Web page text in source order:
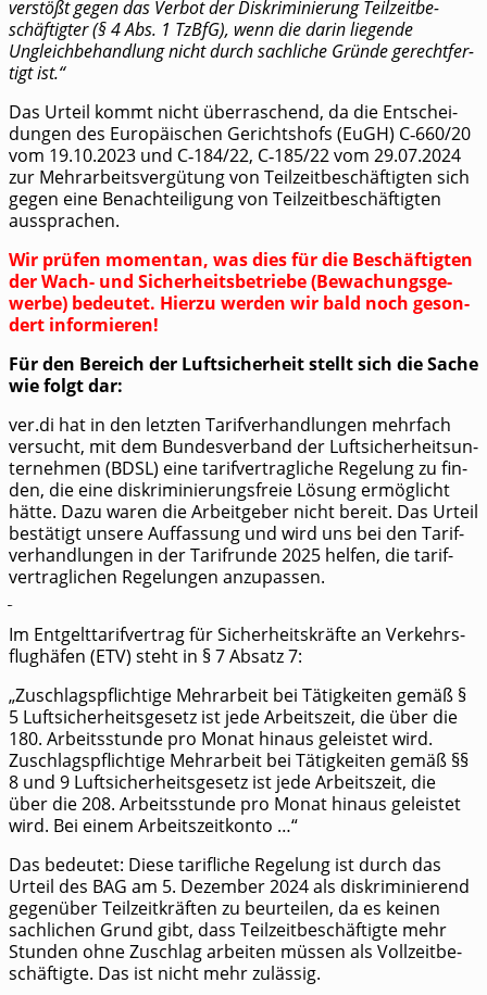
ver­stößt gegen das Ver­bot der Dis­kri­mi­nie­rung Teil­zeit­be­
schäf­tig­ter (§ 4 Abs. 1 TzBfG), wenn die dar­in lie­gen­de
Ungleich­be­hand­lung nicht durch sach­li­che Grün­de gerecht­fer­
tigt ist.“
Das Urteil kommt nicht über­ra­schend, da die Ent­schei­
dun­gen des Euro­päi­schen Gerichts­hofs (EuGH) C‑660/​20
vom 19.10.2023 und C‑184/​22, C‑185/​22 vom 29.07.2024
zur Mehr­ar­beits­ver­gü­tung von Teil­zeit­be­schäf­tig­ten sich
gegen eine Benach­tei­li­gung von Teil­zeit­be­schäf­tig­ten
aussprachen.
Wir prü­fen momen­tan, was dies für die Beschäf­tig­ten
der Wach- und Sicher­heits­be­trie­be (Bewa­chungs­ge­
wer­be) bedeu­tet. Hier­zu wer­den wir bald noch geson­
dert informieren!
Für den Bereich der Luft­si­cher­heit stellt sich die Sache
wie folgt dar:
ver.di hat in den letz­ten Tarif­ver­hand­lun­gen mehr­fach
ver­sucht, mit dem Bun­des­ver­band der Luft­si­cher­heits­un­
ter­neh­men (BDSL) eine tarif­ver­trag­li­che Rege­lung zu fin­
den, die eine dis­kri­mi­nie­rungs­freie Lösung ermög­licht
hät­te. Dazu waren die Arbeit­ge­ber nicht bereit. Das Urteil
bestä­tigt unse­re Auf­fas­sung und wird uns bei den Tarif­
ver­hand­lun­gen in der Tarif­run­de 2025 hel­fen, die tarif­
ver­trag­li­chen Rege­lun­gen anzupassen.
Im Ent­gelt­ta­rif­ver­trag für Sicher­heits­kräf­te an Ver­kehrs­
flug­hä­fen (ETV) steht in § 7 Absatz 7:
„Zuschlags­pflich­ti­ge Mehr­ar­beit bei Tätig­kei­ten gemäß §
5 Luft­si­cher­heits­ge­setz ist jede Arbeits­zeit, die über die
180. Arbeits­stun­de pro Monat hin­aus geleis­tet wird.
Zuschlags­pflich­ti­ge Mehr­ar­beit bei Tätig­kei­ten gemäß §§
8 und 9 Luft­si­cher­heits­ge­setz ist jede Arbeits­zeit, die
über die 208. Arbeits­stun­de pro Monat hin­aus geleis­tet
wird. Bei einem Arbeitszeitkonto …“
Das bedeu­tet: Die­se tarif­li­che Rege­lung ist durch das
Urteil des BAG am 5. Dezem­ber 2024 als dis­kri­mi­nie­rend
gegen­über Teil­zeit­kräf­ten zu beur­tei­len, da es kei­nen
sach­li­chen Grund gibt, dass Teil­zeit­be­schäf­tig­te mehr
Stun­den ohne Zuschlag arbei­ten müs­sen als Voll­zeit­be­
schäf­tig­te. Das ist nicht mehr zulässig.